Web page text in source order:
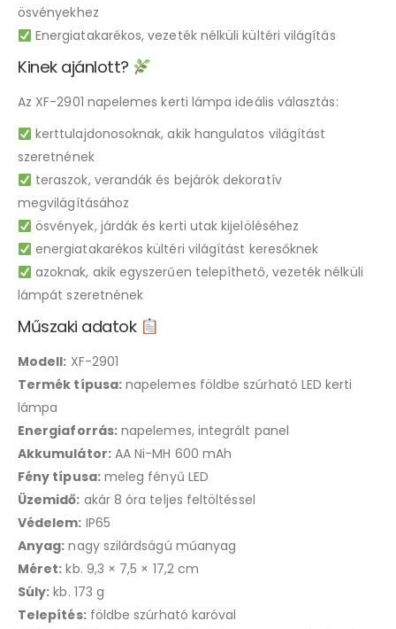
ösvényekhez
Energiatakarékos, vezeték nélküli kültéri világítás
Kinek ajánlott?
Az XF-2901 napelemes kerti lámpa ideális választás:
kerttulajdonosoknak, akik hangulatos világítást
szeretnének
teraszok, verandák és bejárók dekoratív
megvilágításához
ösvények, járdák és kerti utak kijelöléséhez
energiatakarékos kültéri világítást keresőknek
azoknak, akik egyszerűen telepíthető, vezeték nélküli
lámpát szeretnének
Műszaki adatok
Modell: XF-2901
Termék típusa:napelemes földbe szúrható LED kerti
lámpa
Energiaforrás:napelemes, integrált panel
Akkumulátor:AA Ni-MH 600 mAh
Fény típusa:meleg fényű LED
Üzemidő: akár 8 óra teljes feltöltéssel
Védelem: IP65
Anyag: nagy szilárdságú műanyag
Méret: kb. 9,3 × 7,5 × 17,2 cm
Súly: kb. 173 g
Telepítés:földbe szúrható karóval